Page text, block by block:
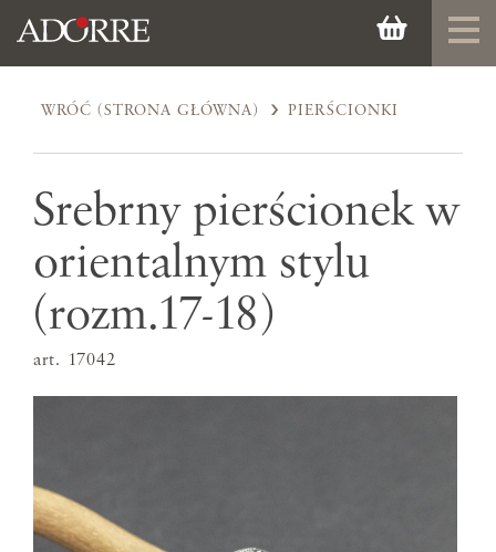
WRÓĆ (STRONA GŁÓWNA) PIERŚCIONKI
Srebrny pierścionek w
orientalnym stylu
(rozm.17-18)
art. 17042